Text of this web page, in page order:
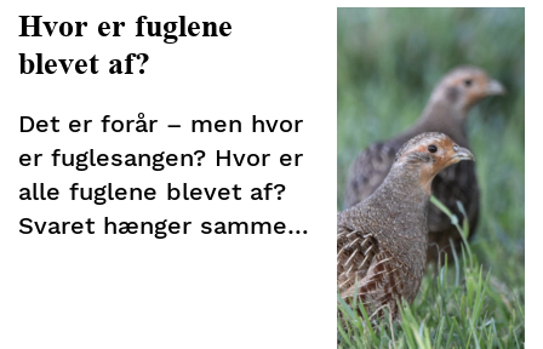
Hvor er fuglene
blevet af?
Det er forår – men hvor
er fuglesangen? Hvor er
alle fuglene blevet af?
Svaret hænger sammen